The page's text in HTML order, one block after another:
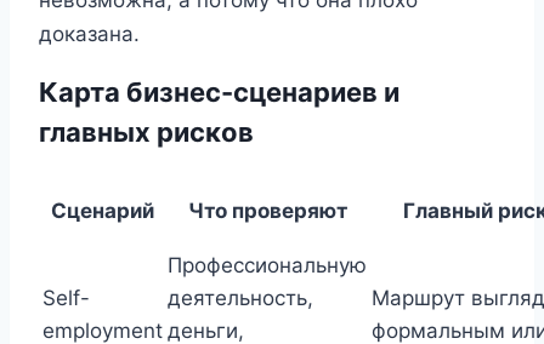
доказана.
Карта бизнес-сценариев и
главных рисков
Сценарий Что проверяют Главный
Self-
employment
Профессиональную
деятельность,
деньги,
Маршрут
формальным